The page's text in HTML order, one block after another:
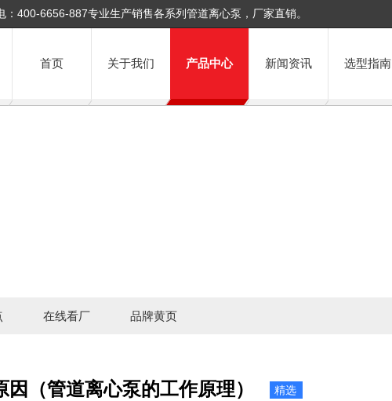
： 400-6656-887专业生产销售各系列管道离心泵，厂家直销。
首页 关于我们 产品中心 新闻资讯 选型指南
在线看厂 品牌黄页
（管道离心泵的工作原理） 精选